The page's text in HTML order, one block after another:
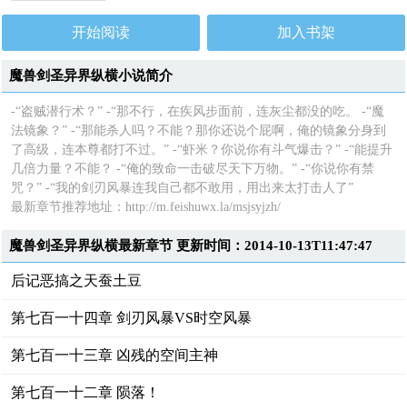
开始阅读 加入书架
魔兽剑圣异界纵横小说简介
-“盗贼潜行术？” -“那不行，在疾风步面前，连灰尘都没的吃。 -“魔
法镜象？” -“那能杀人吗？不能？那你还说个屁啊，俺的镜象分身到
了高级，连本尊都打不过。” -“虾米？你说你有斗气爆击？” -“能提升
几倍力量？不能？ -“俺的致命一击破尽天下万物。” -“你说你有禁
咒？” -“我的剑刃风暴连我自己都不敢用，用出来太打击人了”
最新章节推荐地址：http://m.feishuwx.la/msjsyjzh/
魔兽剑圣异界纵横最新章节 更新时间：2014-10-13T11:47:47
后记恶搞之天蚕土豆
第七百一十四章 剑刃风暴VS时空风暴
第七百一十三章 凶残的空间主神
第七百一十二章 陨落！